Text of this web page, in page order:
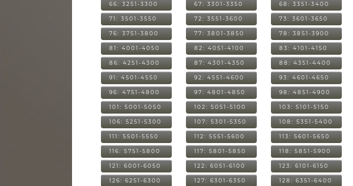
66: 3251-3300 67: 3301-3350 68: 3351-3400
71: 3501-3550 72: 3551-3600 73: 3601-3650
76: 3751-3800 77: 3801-3850 78: 3851-3900
81: 4001-4050 82: 4051-4100 83: 4101-4150
86: 4251-4300 87: 4301-4350 88: 4351-4400
91: 4501-4550 92: 4551-4600 93: 4601-4650
96: 4751-4800 97: 4801-4850 98: 4851-4900
101: 5001-5050 102: 5051-5100 103: 5101-5150
106: 5251-5300 107: 5301-5350 108: 5351-5400
111: 5501-5550 112: 5551-5600 113: 5601-5650
116: 5751-5800 117: 5801-5850 118: 5851-5900
121: 6001-6050 122: 6051-6100 123: 6101-6150
126: 6251-6300 127: 6301-6350 128: 6351-6400